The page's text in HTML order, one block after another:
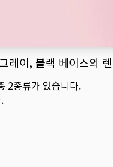
레이, 블랙 베이스의
2종류가 있습니다.